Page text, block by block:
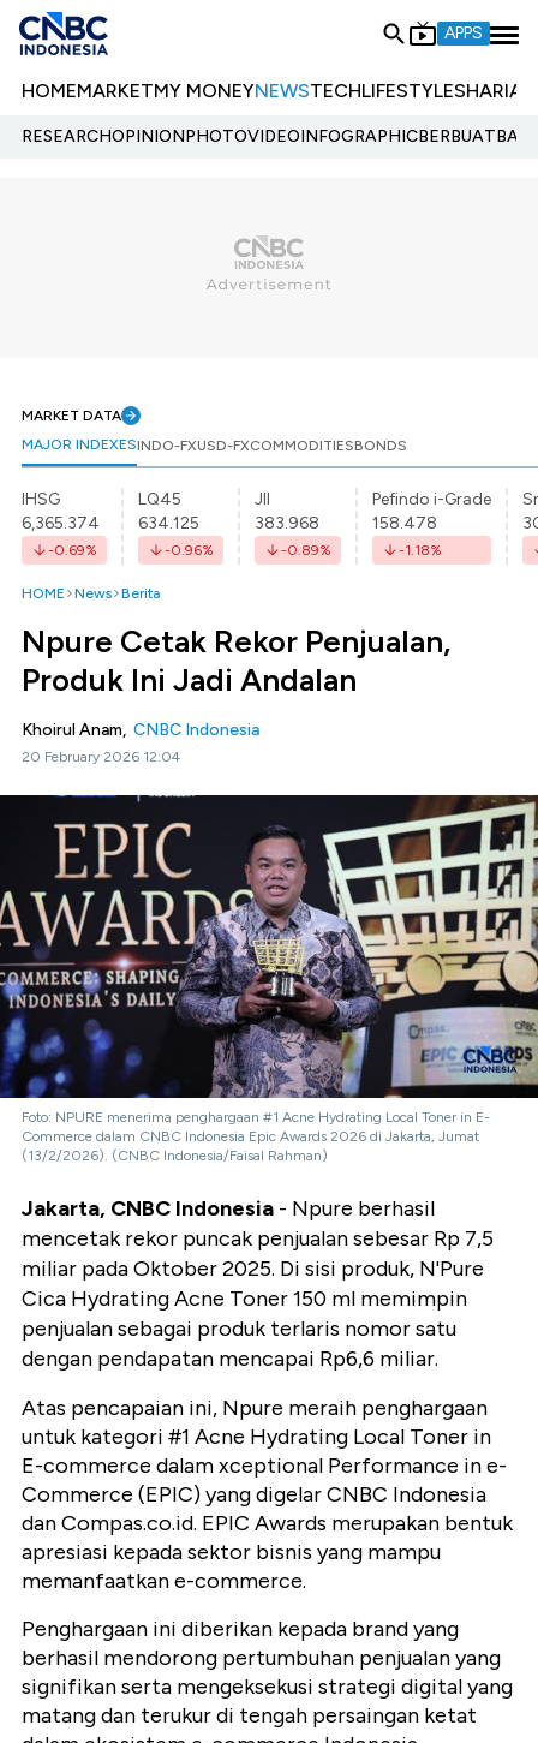
APPS
HOMEMARKETMY MONEYNEWSTECHLIFESTYLESHARIA
RESEARCHOPINIONPHOTOVIDEOINFOGRAPHIC
MARKET DATA
MAJOR INDEXESINDO-FXUSD-FXCOMMODITIESBONDS
IHSG
6,365.374
-0.69%
LQ45
634.125
-0.96%
JII
383.968
-0.89%
Pefindo i-Grade
158.478
-1.18%
HOME News Berita
Npure Cetak Rekor Penjualan,
Produk Ini Jadi Andalan
Khoirul Anam, CNBC Indonesia
20 February 2026 12:04
Foto: NPURE menerima penghargaan #1 Acne Hydrating Local Toner in E-
Commerce dalam CNBC Indonesia Epic Awards 2026 di Jakarta, Jumat
(13/2/2026). (CNBC Indonesia/Faisal Rahman)
Jakarta, CNBC Indonesia - Npure berhasil
mencetak rekor puncak penjualan sebesar Rp 7,5
miliar pada Oktober 2025. Di sisi produk, N'Pure
Cica Hydrating Acne Toner 150 ml memimpin
penjualan sebagai produk terlaris nomor satu
dengan pendapatan mencapai Rp6,6 miliar.
Atas pencapaian ini, Npure meraih penghargaan
untuk kategori #1 Acne Hydrating Local Toner in
E-commerce dalam xceptional Performance in e-
Commerce (EPIC) yang digelar CNBC Indonesia
dan Compas.co.id. EPIC Awards merupakan bentuk
apresiasi kepada sektor bisnis yang mampu
memanfaatkan e-commerce.
Penghargaan ini diberikan kepada brand yang
berhasil mendorong pertumbuhan penjualan yang
signifikan serta mengeksekusi strategi digital yang
matang dan terukur di tengah persaingan ketat